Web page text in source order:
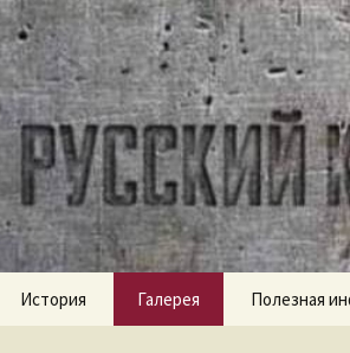
наследие СССР
История Галерея Полезная